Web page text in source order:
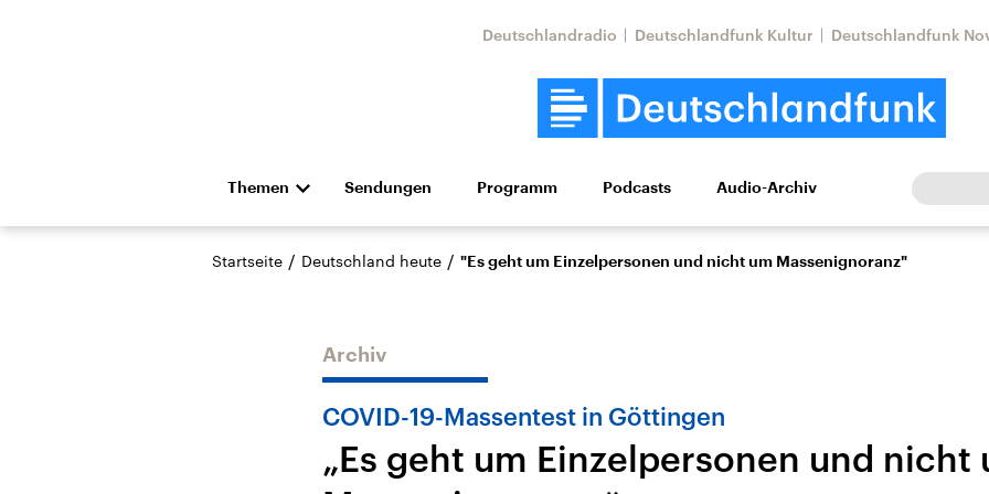
Deutschlandradio Deutschlandfunk Kultur Deutschlandfunk
Themen
Die Nachrichten Politik Wirtschaft Wissen Kultur Europa
Hörspiel und Feature Musik
Aktuelle Beiträge,
Nahostkonflikt
Iran
Aktuelle Lage und
Faktenchecks
Sendungen Programm Podcasts Audio-Archiv
Startseite / Deutschland heute / "Es geht um Einzelpersonen und nicht um Massenignoranz"
Archiv
COVID-19-Massentest in Göttingen
„Es geht um Einzelpersonen und nicht